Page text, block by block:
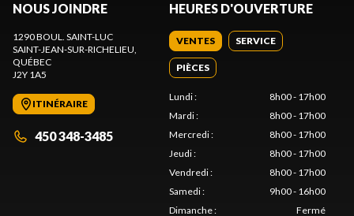
NOUS JOINDRE
1290 BOUL. SAINT-LUC
SAINT-JEAN-SUR-RICHELIEU,
QUÉBEC
J2Y 1A5
ITINÉRAIRE
450 348-3485
HEURES D'OUVERTURE
VENTES SERVICE
PIÈCES
Lundi:
8h00 - 17h00
Mardi:
8h00 - 17h00
Mercredi:
8h00 - 17h00
Jeudi:
8h00 - 17h00
Vendredi:
8h00 - 17h00
Samedi:
9h00 - 16h00
Dimanche: Fermé